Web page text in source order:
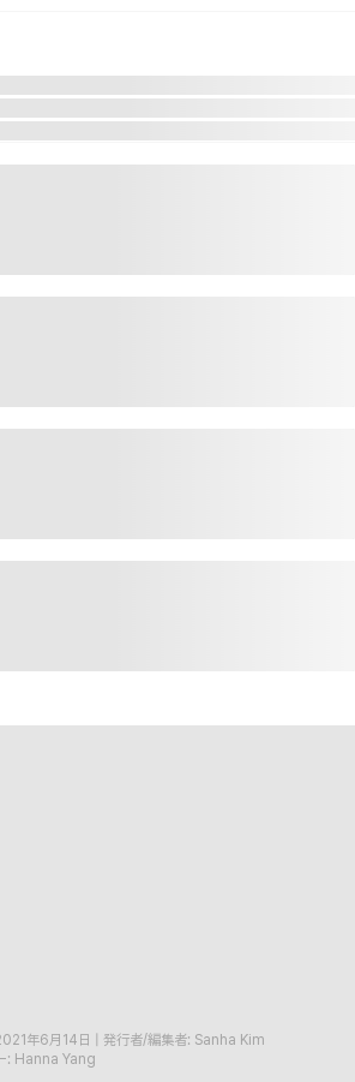
年6月14日
発行者/編集者: Sanha Kim
: Hanna Yang